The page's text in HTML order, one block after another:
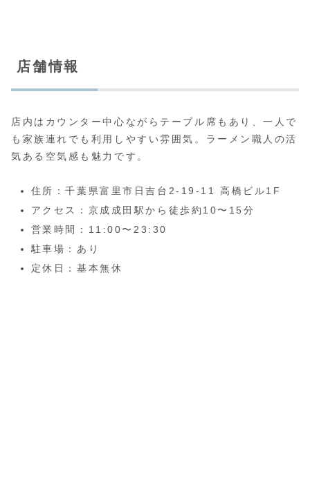
店舗情報
店内はカウンター中心ながらテーブル席もあり、一人で
も家族連れでも利用しやすい雰囲気。ラーメン職人の活
気ある空気感も魅力です。
住所：千葉県富里市日吉台2-19-11 高橋ビル1F
アクセス：京成成田駅から徒歩約10〜15分
営業時間：11:00〜23:30
駐車場：あり
定休日：基本無休